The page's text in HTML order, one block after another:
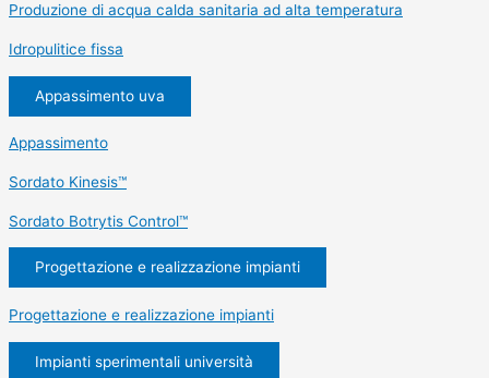
Produzione di acqua calda sanitaria ad alta temperatura
Idropulitice fissa
Appassimento uva
Appassimento
Sordato Kinesis™
Sordato Botrytis Control™
Progettazione e realizzazione impianti
Progettazione e realizzazione impianti
Impianti sperimentali università